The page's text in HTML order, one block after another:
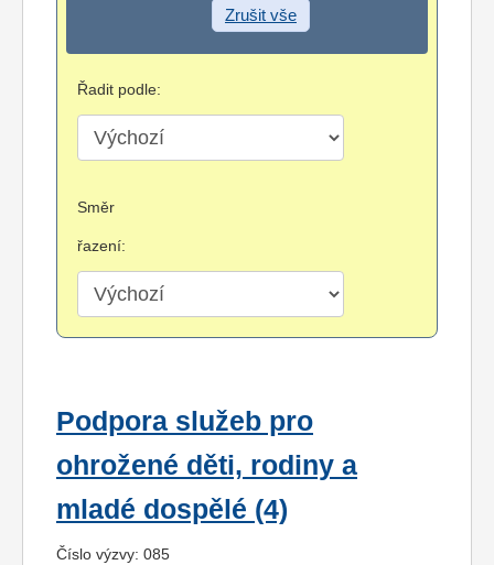
Zrušit vše
Řadit podle:
Směr
řazení:
Podpora služeb pro
ohrožené děti, rodiny a
mladé dospělé (4)
Číslo výzvy: 085